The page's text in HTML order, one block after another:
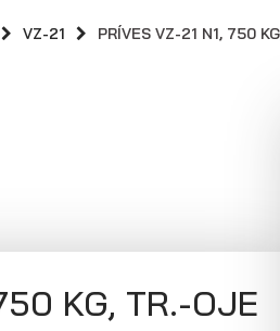
kolesami vedľa
VZ-21 PRÍVES VZ-21 N1, 750
KG, TR.-OJE